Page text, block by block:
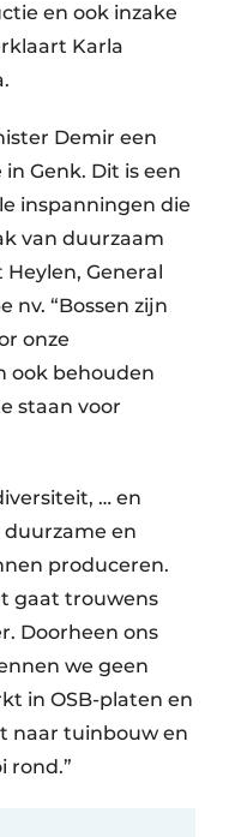
en ook inzake
Karla
Demir een
Genk. Dit is een
inspanningen die
van duurzaam
General
nv. “Bossen zijn
onze
ook behouden
staan voor
… en
en
produceren.
gaat trouwens
Doorheen ons
we geen
in OSB-platen en
naar tuinbouw en
rond.”